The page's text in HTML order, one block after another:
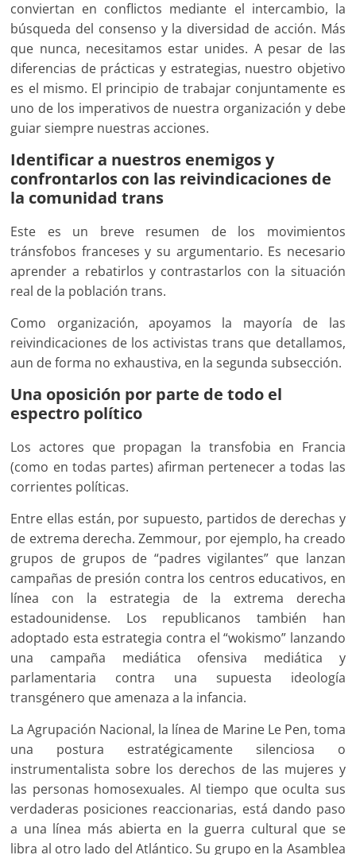
conviertan en conflictos mediante el intercambio, la
búsqueda del consenso y la diversidad de acción. Más
que nunca, necesitamos estar unides. A pesar de las
diferencias de prácticas y estrategias, nuestro objetivo
es el mismo. El principio de trabajar conjuntamente es
uno de los imperativos de nuestra organización y debe
guiar siempre nuestras acciones.
Identificar a nuestros enemigos y
confrontarlos con las reivindicaciones de
la comunidad trans
Este es un breve resumen de los movimientos
tránsfobos franceses y su argumentario. Es necesario
aprender a rebatirlos y contrastarlos con la situación
real de la población trans.
Como organización, apoyamos la mayoría de las
reivindicaciones de los activistas trans que detallamos,
aun de forma no exhaustiva, en la segunda subsección.
Una oposición por parte de todo el
espectro político
Los actores que propagan la transfobia en Francia
(como en todas partes) afirman pertenecer a todas las
corrientes políticas.
Entre ellas están, por supuesto, partidos de derechas y
de extrema derecha. Zemmour, por ejemplo, ha creado
grupos de grupos de “padres vigilantes” que lanzan
campañas de presión contra los centros educativos, en
línea con la estrategia de la extrema derecha
estadounidense. Los republicanos también han
adoptado esta estrategia contra el “wokismo” lanzando
una campaña mediática ofensiva mediática y
parlamentaria contra una supuesta ideología
transgénero que amenaza a la infancia.
La Agrupación Nacional, la línea de Marine Le Pen, toma
una postura estratégicamente silenciosa o
instrumentalista sobre los derechos de las mujeres y
las personas homosexuales. Al tiempo que oculta sus
verdaderas posiciones reaccionarias, está dando paso
a una línea más abierta en la guerra cultural que se
libra al otro lado del Atlántico. Su grupo en la Asamblea